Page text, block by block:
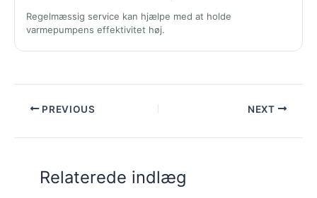
Regelmæssig service kan hjælpe med at holde
varmepumpens effektivitet høj.
PREVIOUS NEXT
Relaterede indlæg